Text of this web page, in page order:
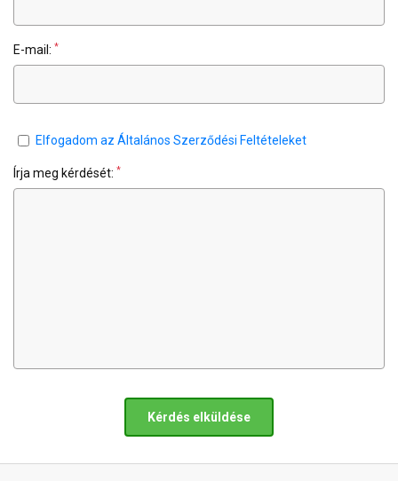
E-mail: *
Elfogadom az Általános Szerződési Feltételeket
Írja meg kérdését: *
Kérdés elküldése